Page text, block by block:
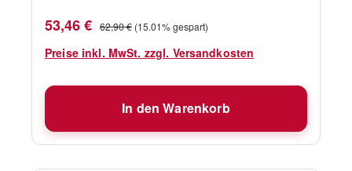
Verkaufspreis:
53,46 € Regulärer Preis:
62,90 € (15.01% gespart)
Preise inkl. MwSt. zzgl. Versandkosten
In den Warenkorb